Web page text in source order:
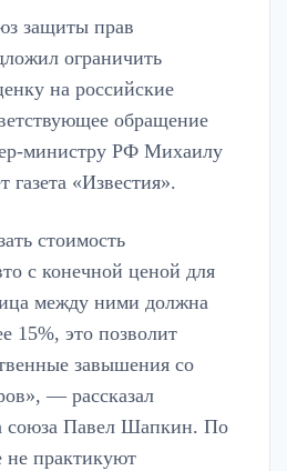
защиты прав
ограничить
на российские
обращение
министру РФ Михаилу
«Известия».
стоимость
с конечной ценой для
между ними должна
15%, это позволит
завышения со
— рассказал
союза Павел Шапкин. По
не практикуют